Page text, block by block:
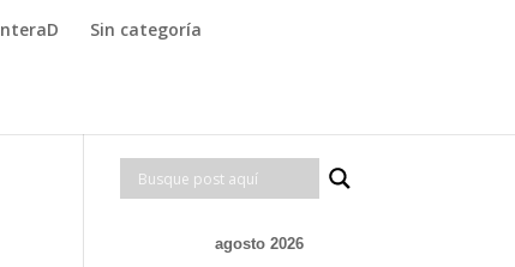
Sin categoría
agosto 2026